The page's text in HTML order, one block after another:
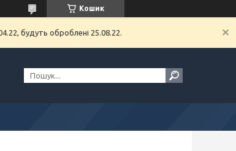
Кошик
будуть оброблені 25.08.22.